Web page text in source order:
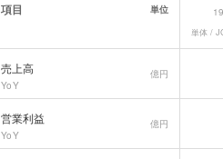
項目 単位
単体 /
売上高
YoY
億円
営業利益
YoY
億円